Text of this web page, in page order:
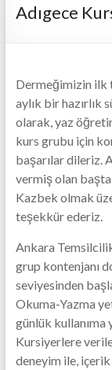
Adıgece
Dermeğimizin ilk
aylık bir hazırlık
olarak, yaz
kurs grubu için
başarılar dileriz.
vermiş olan
Kazbek olmak
teşekkür ederiz.
Ankara
grup kontenjanı
seviyesinden
Okuma-Yazma
günlük kullanıma
Kursiyerlere
deneyim ile, içerik